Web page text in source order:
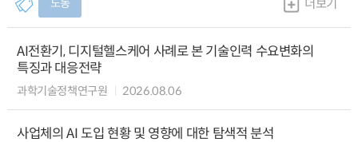
노동 더보기
AI전환기, 디지털헬스케어 사례로 본 기술인력 수요변화의
특징과 대응전략
과학기술정책연구원 2026.08.06
사업체의 AI 도입 현황 및 영향에 대한 탐색적 분석